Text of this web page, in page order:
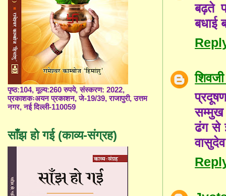
बढ़ते
बधाई
सम्मुख
ढंग से
पृष्ठ:104, मूल्य:260 रुपये, संस्करण: 2022,
प्रकाशकःअयन प्रकाशन, जे-19/39, राजापुरी, उत्तम
नगर, नई दिल्ली-110059
साँझ हो गई (काव्य-संग्रह)